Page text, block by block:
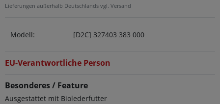
Lieferungen außerhalb Deutschlands vgl. Versand
Modell: [D2C] 327403 383 000
EU-Verantwortliche Person
Besonderes / Feature
Ausgestattet mit Biolederfutter